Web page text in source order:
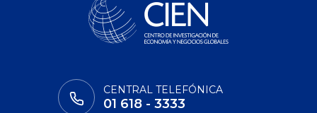
CENTRAL TELEFÓNICA
01 618 - 3333